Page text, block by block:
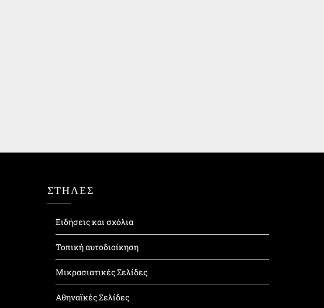
ΣΤΗΛΕΣ
Ειδήσεις και σχόλια
Τοπική αυτοδιοίκηση
Μικρασιατικές Σελίδες
Αθηναϊκές Σελίδες